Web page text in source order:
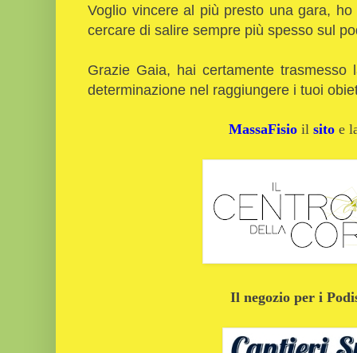
Voglio vincere al più presto una gara,
cercare di salire sempre più spesso sul
Grazie Gaia, hai certamente
determinazione nel raggiungere i tuoi
MassaFisio il sito e
Il negozio per i